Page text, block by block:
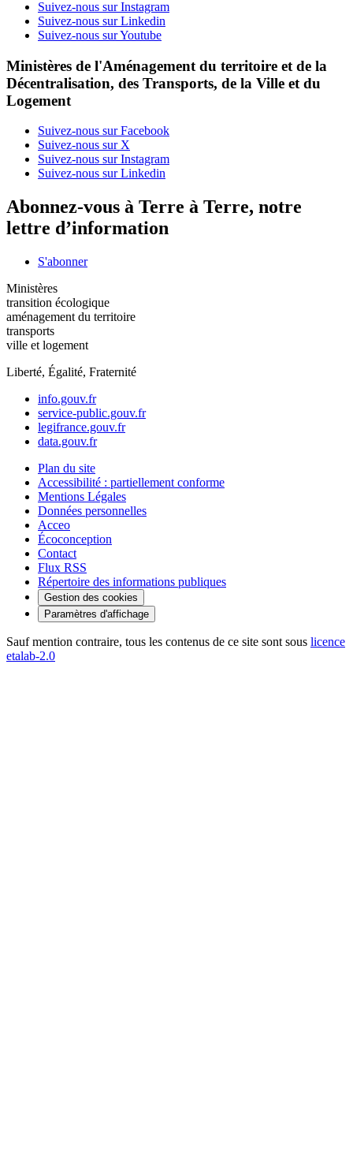
Suivez-nous sur Instagram
Suivez-nous sur Linkedin
Suivez-nous sur Youtube
Ministères de l'Aménagement du territoire et de la
Décentralisation, des Transports, de la Ville et du
Logement
Suivez-nous sur Facebook
Suivez-nous sur X
Suivez-nous sur Instagram
Suivez-nous sur Linkedin
Abonnez-vous à Terre à Terre, notre
lettre d’information
S'abonner
Ministères
transition écologique
aménagement du territoire
transports
ville et logement
Liberté, Égalité, Fraternité
info.gouv.fr
service-public.gouv.fr
legifrance.gouv.fr
data.gouv.fr
Plan du site
Accessibilité : partiellement conforme
Mentions Légales
Données personnelles
Acceo
Écoconception
Contact
Flux RSS
Répertoire des informations publiques
Gestion des cookies
Paramètres d'affichage
Sauf mention contraire, tous les contenus de ce site sont sous licence
etalab-2.0